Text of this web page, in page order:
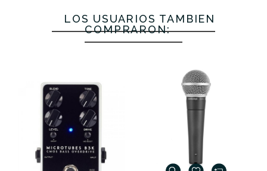
LOS USUARIOS TAMBIÉN
COMPRARON: